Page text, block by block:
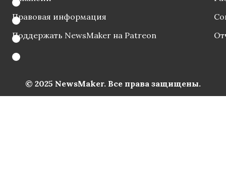
Правовая информация
Поддержать NewsMaker на Patreon
© 2025 NewsMaker. Все права защищены.